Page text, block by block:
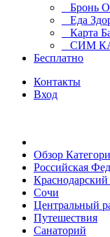
Бронь
Еда
Карта
СИМ
Бесплатно
Контакты
Вход
Обзор
Российская
Краснодарский
Сочи
Центральный
Путешествия
Санаторий